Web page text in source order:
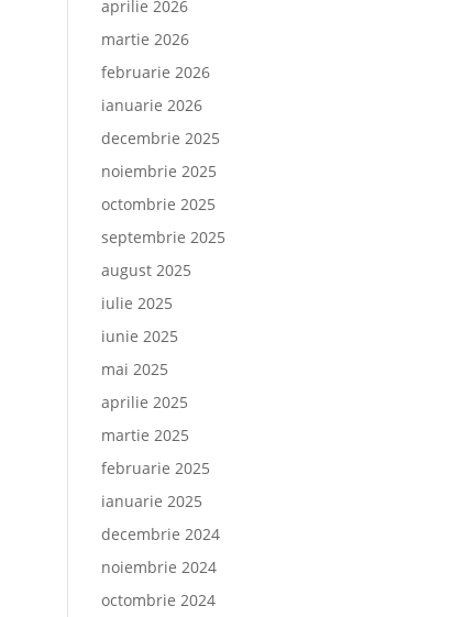
aprilie 2026
martie 2026
februarie 2026
ianuarie 2026
decembrie 2025
noiembrie 2025
octombrie 2025
septembrie 2025
august 2025
iulie 2025
iunie 2025
mai 2025
aprilie 2025
martie 2025
februarie 2025
ianuarie 2025
decembrie 2024
noiembrie 2024
octombrie 2024